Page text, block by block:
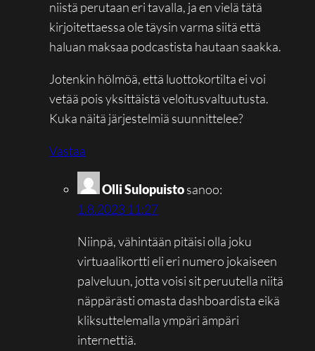
niistä perutaan eri tavalla, ja en vielä tätä
kirjoitettaessa ole täysin varma siitä että
haluan maksaa podcastista hautaan saakka.
Jotenkin hölmöä, että luottokortilta ei voi
vetää pois yksittäistä veloitusvaltuutusta.
Kuka näitä järjestelmiä suunnittelee?
Vastaa
Olli Sulopuistosanoo:
1.8.2023 11:27
Niinpä, vähintään pitäisi olla joku
virtuaalikortti eli eri numero jokaiseen
palveluun, jotta voisi sit peruutella niitä
näppärästi omasta dashboardista eikä
kliksuttelemalla ympäri ämpäri
internettiä.